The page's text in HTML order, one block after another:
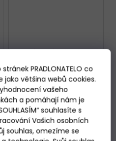
PRADLONATELO co
jako většina webů cookies.
vašeho
a pomáhají nám je
souhlasíte s
Vašich osobních
souhlas, omezíme se
Dámské kalhotky
Maxi
Skladem
279 Kč
DETAIL
S